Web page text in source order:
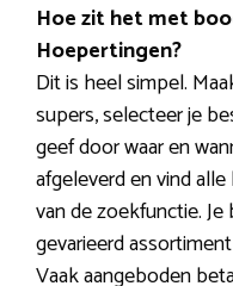
Hoe zit het met
Hoepertingen?
Dit is heel simpel.
supers, selecteer je
geef door waar en
afgeleverd en vind
van de zoekfunctie.
gevarieerd
Vaak aangeboden